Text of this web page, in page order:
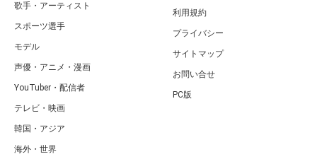
歌手・アーティスト
スポーツ選手
モデル
声優・アニメ・漫画
YouTuber・配信者
テレビ・映画
韓国・アジア
海外・世界
利用規約
プライバシー
サイトマップ
お問い合せ
PC版